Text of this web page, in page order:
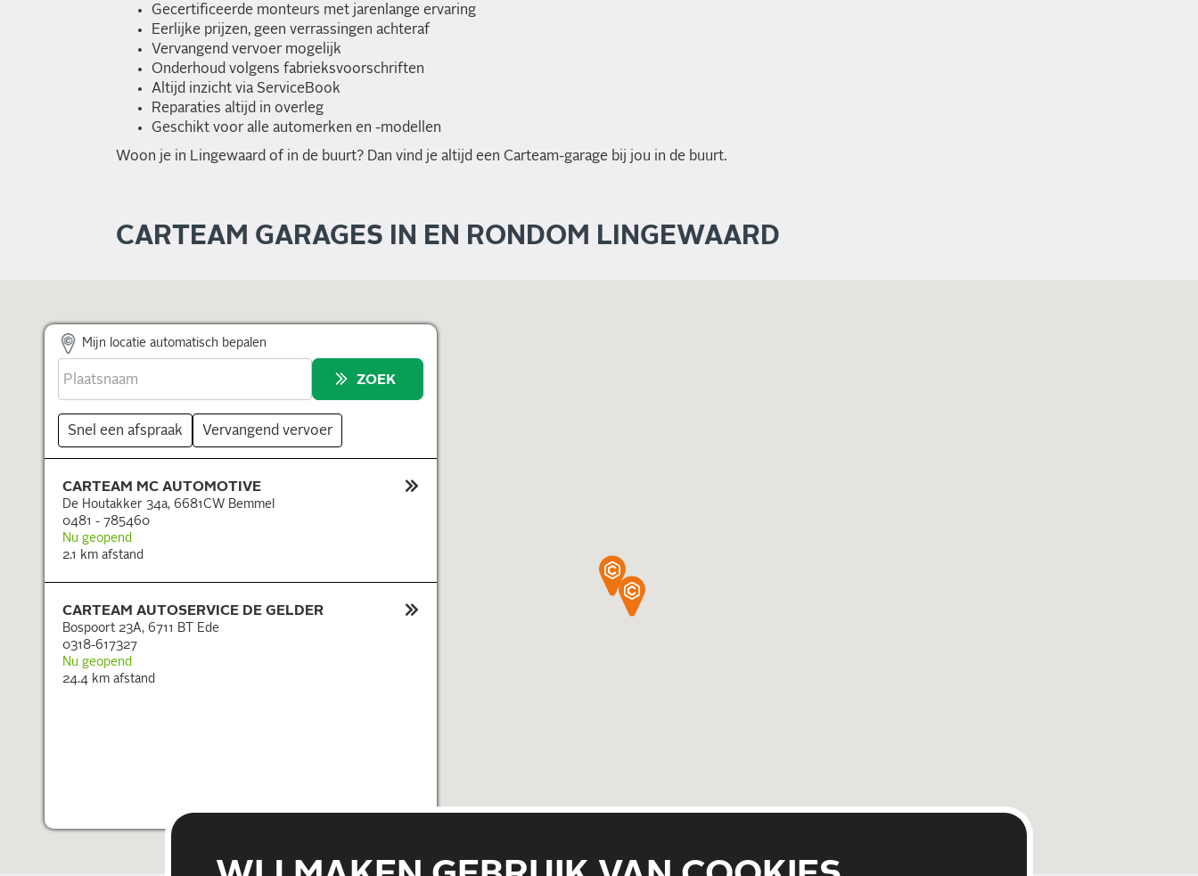
Gecertificeerde monteurs met jarenlange ervaring
Eerlijke prijzen, geen verrassingen achteraf
Vervangend vervoer mogelijk
Onderhoud volgens fabrieksvoorschriften
Altijd inzicht via ServiceBook
Reparaties altijd in overleg
Geschikt voor alle automerken en -modellen
Woon je in Lingewaard of in de buurt? Dan vind je altijd een Carteam-garage bij jou in de buurt.
CARTEAM GARAGES IN EN RONDOM LINGEWAARD
Mijn locatie automatisch bepalen
ZOEK
Snel een afspraak Vervangend vervoer
CARTEAM MC AUTOMOTIVE
De Houtakker 34a, 6681CW Bemmel
0481 - 785460
Nu geopend
2.1 km afstand
CARTEAM AUTOSERVICE DE GELDER
Bospoort 23A, 6711 BT Ede
0318-617327
Nu geopend
24.4 km afstand